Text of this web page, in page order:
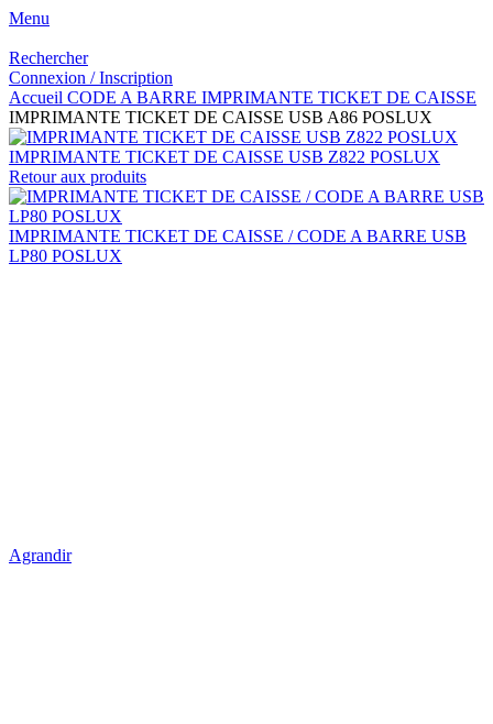
Menu
Rechercher
Connexion / Inscription
Accueil CODE A BARRE IMPRIMANTE TICKET DE CAISSE
IMPRIMANTE TICKET DE CAISSE USB A86 POSLUX
IMPRIMANTE TICKET DE CAISSE USB Z822 POSLUX
Retour aux produits
IMPRIMANTE TICKET DE CAISSE / CODE A BARRE USB
LP80 POSLUX
Agrandir